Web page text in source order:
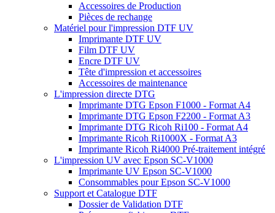
Accessoires de Production
Pièces de rechange
Matériel pour l'impression DTF UV
Imprimante DTF UV
Film DTF UV
Encre DTF UV
Tête d'impression et accessoires
Accessoires de maintenance
L'impression directe DTG
Imprimante DTG Epson F1000 - Format A4
Imprimante DTG Epson F2200 - Format A3
Imprimante DTG Ricoh Ri100 - Format A4
Imprimante Ricoh Ri1000X - Format A3
Imprimante Ricoh Ri4000 Pré-traitement intégré
L'impression UV avec Epson SC-V1000
Imprimante UV Epson SC-V1000
Consommables pour Epson SC-V1000
Support et Catalogue DTF
Dossier de Validation DTF